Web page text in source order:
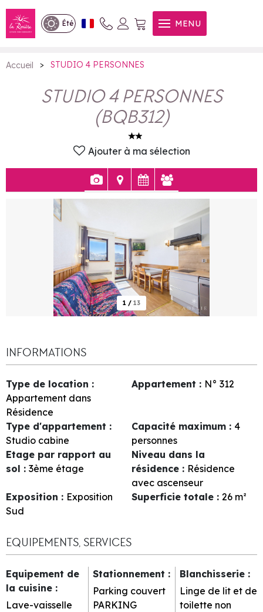
Été MENU
STUDIO 4 PERSONNES
Accueil > STUDIO 4 PERSONNES
STUDIO 4 PERSONNES
(BQB312)
Ajouter à ma sélection
1 / 13
INFORMATIONS
Type de location :
Appartement dans
Résidence
Appartement : N° 312
Type d'appartement :
Studio cabine
Capacité maximum : 4
personnes
Etage par rapport au
sol : 3ème étage
Niveau dans la
résidence : Résidence
avec ascenseur
Exposition : Exposition
Sud
Superficie totale : 26 m²
EQUIPEMENTS, SERVICES
Equipement de
la cuisine :
Lave-vaisselle
Stationnement :
Parking couvert
PARKING
Blanchisserie :
Linge de lit et de
toilette non